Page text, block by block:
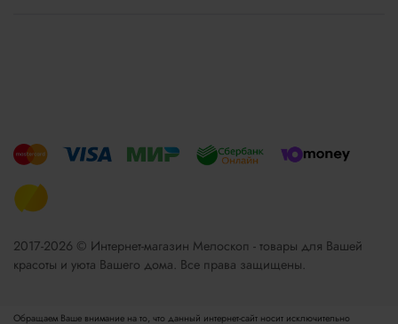
2017-2026 © Интернет-магазин Мелоскоп - товары для Вашей
красоты и уюта Вашего дома. Все права защищены.
Обращаем Ваше внимание на то, что данный интернет-сайт носит исключительно